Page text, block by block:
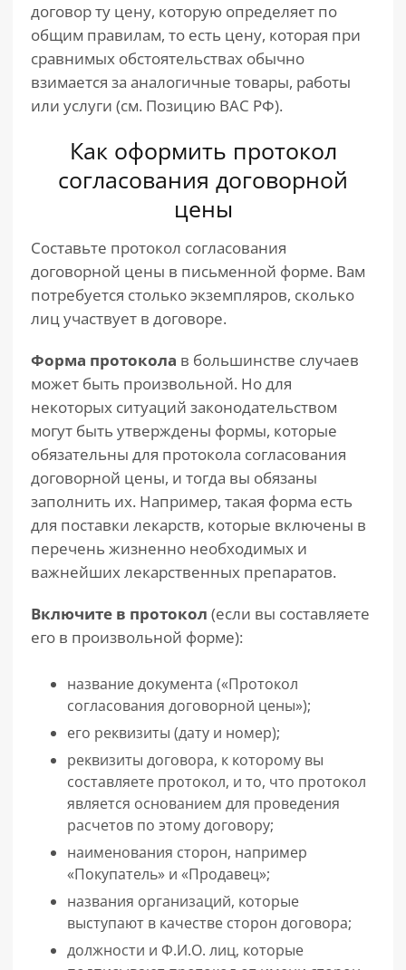
договор ту цену, которую определяет по
общим правилам, то есть цену, которая при
сравнимых обстоятельствах обычно
взимается за аналогичные товары, работы
или услуги (см. Позицию ВАС РФ).
Как оформить протокол
согласования договорной
цены
Составьте протокол согласования
договорной цены в письменной форме. Вам
потребуется столько экземпляров, сколько
лиц участвует в договоре.
Форма протокола в большинстве случаев
может быть произвольной. Но для
некоторых ситуаций законодательством
могут быть утверждены формы, которые
обязательны для протокола согласования
договорной цены, и тогда вы обязаны
заполнить их. Например, такая форма есть
для поставки лекарств, которые включены в
перечень жизненно необходимых и
важнейших лекарственных препаратов.
Включите в протокол (если вы составляете
его в произвольной форме):
название документа («Протокол
согласования договорной цены»);
его реквизиты (дату и номер);
реквизиты договора, к которому вы
составляете протокол, и то, что протокол
является основанием для проведения
расчетов по этому договору;
наименования сторон, например
«Покупатель» и «Продавец»;
названия организаций, которые
выступают в качестве сторон договора;
должности и Ф.И.О. лиц, которые